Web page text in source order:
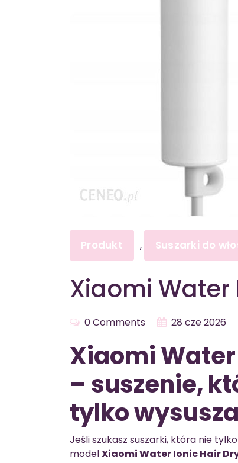
Produkt , Suszarki do
Xiaomi Water
0 Comments 28 cze 2026
Xiaomi
– suszenie,
tylko
Jeśli szukasz suszarki, która nie
modelXiaomi Water Ionic Hair